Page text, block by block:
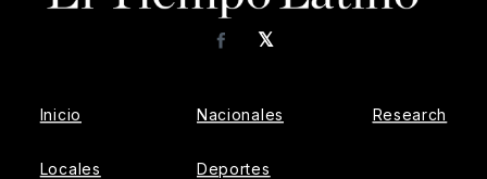
𝕏
Facebook
Inicio
Locales
Nacionales
Deportes
Research